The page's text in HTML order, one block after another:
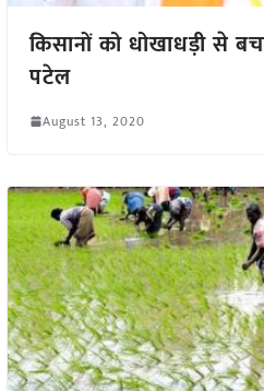
किसानों को धोखाधड़ी से
पटेल
August 13, 2020